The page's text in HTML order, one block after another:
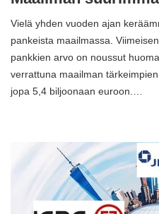
Vielä yhden vuoden ajan
pankeista maailmassa.
pankkien arvo on noussut
verrattuna maailman
jopa 5,4 biljoonaan euroon.…